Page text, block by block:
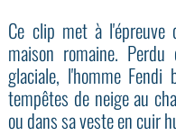
Ce clip met à
maison romaine.
glaciale, l'homme
tempêtes de neige au
ou dans sa veste en cuir